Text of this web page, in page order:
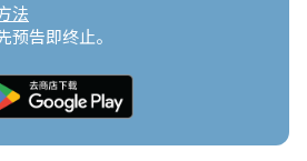
法
告即终止。